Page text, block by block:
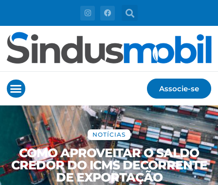
Associe-se
NOTÍCIAS
COMO APROVEITAR O SALDO
CREDOR DO ICMS DECORRENTE
DE EXPORTAÇÃO